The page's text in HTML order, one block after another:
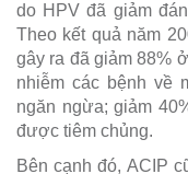
do HPV đã giảm
Theo kết quả năm
gây ra đã giảm 88%
nhiễm các bệnh về
ngăn ngừa; giảm
được tiêm chủng.
Bên cạnh đó, ACIP